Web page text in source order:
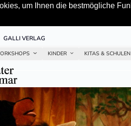
um Ihnen die bestmögliche
GALLI VERLAG
KINDER KITAS & SCHULEN